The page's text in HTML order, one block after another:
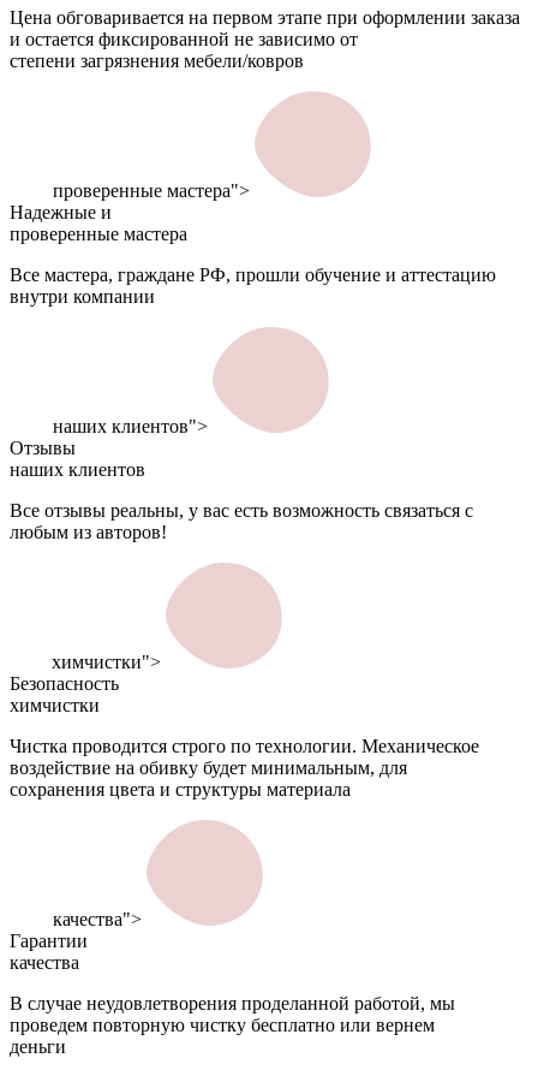
Цена обговаривается на первом этапе при оформлении заказа
и остается фиксированной не зависимо от
степени загрязнения мебели/ковров
проверенные мастера">
Надежные и
проверенные мастера
Все мастера, граждане РФ, прошли обучение и аттестацию
внутри компании
наших клиентов">
Отзывы
наших клиентов
Все отзывы реальны, у вас есть возможность связаться с
любым из авторов!
химчистки">
Безопасность
химчистки
Чистка проводится строго по технологии. Механическое
воздействие на обивку будет минимальным, для
сохранения цвета и структуры материала
качества">
Гарантии
качества
В случае неудовлетворения проделанной работой, мы
проведем повторную чистку бесплатно или вернем
деньги